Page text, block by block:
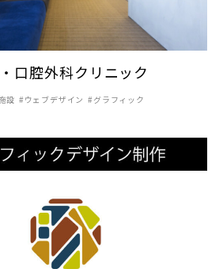
口腔外科クリニック
設 ウェブデザイン グラフィック